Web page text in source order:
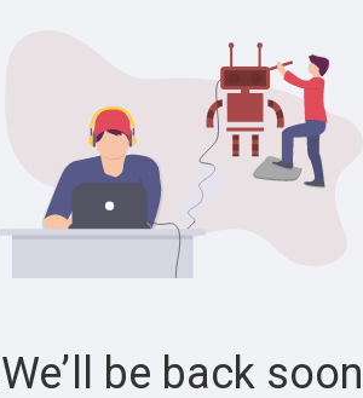
We’ll be back soon!